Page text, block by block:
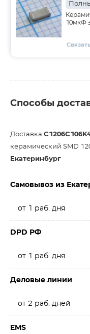
10мкФ
Способы
Доставка
керамический SMD
Екатеринбург
Самовывоз из
от 1 раб. дня
DPD РФ
от 1 раб. дня
Деловые линии
от 2 раб. дней
EMS